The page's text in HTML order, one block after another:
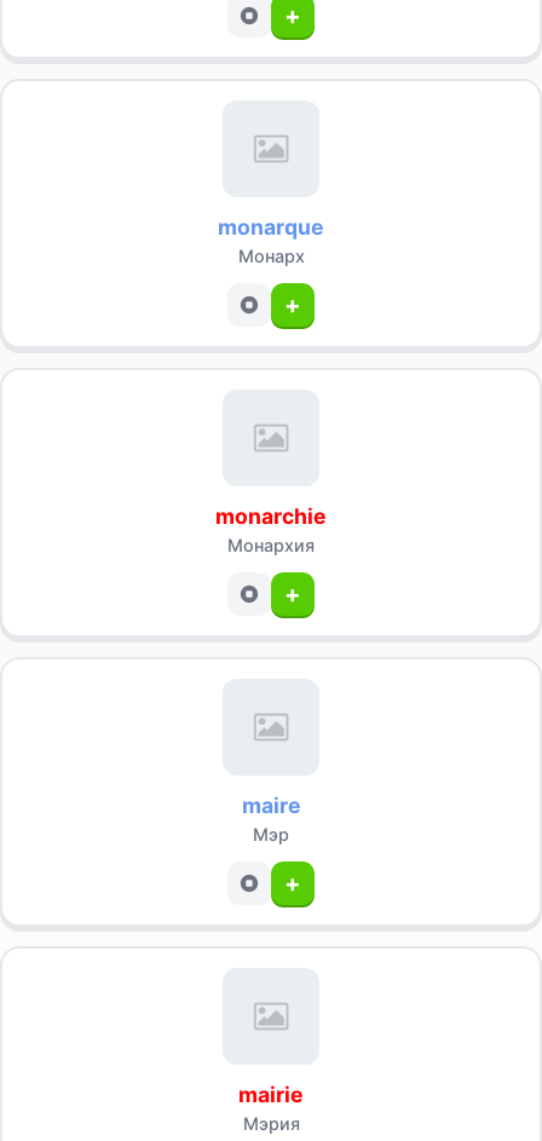
+
monarque
Монарх
+
monarchie
Монархия
+
maire
Мэр
+
mairie
Мэрия